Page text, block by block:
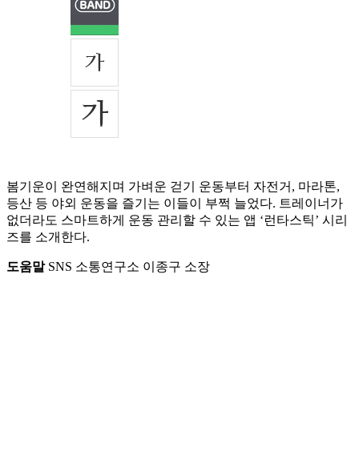
봄기운이 완연해지며 가벼운 걷기 운동부터 자전거, 마라톤,
등산 등 야외 운동을 즐기는 이들이 부쩍 늘었다. 트레이너가
없더라도 스마트하게 운동 관리할 수 있는 앱 ‘런타스틱’ 시리
즈를 소개한다.
도움말SNS 소통연구소 이종구 소장